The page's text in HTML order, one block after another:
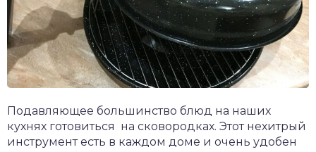
Подавляющее большинство блюд на наших
кухнях готовиться на сковородках. Этот нехитрый
инструмент есть в каждом доме и очень удобен